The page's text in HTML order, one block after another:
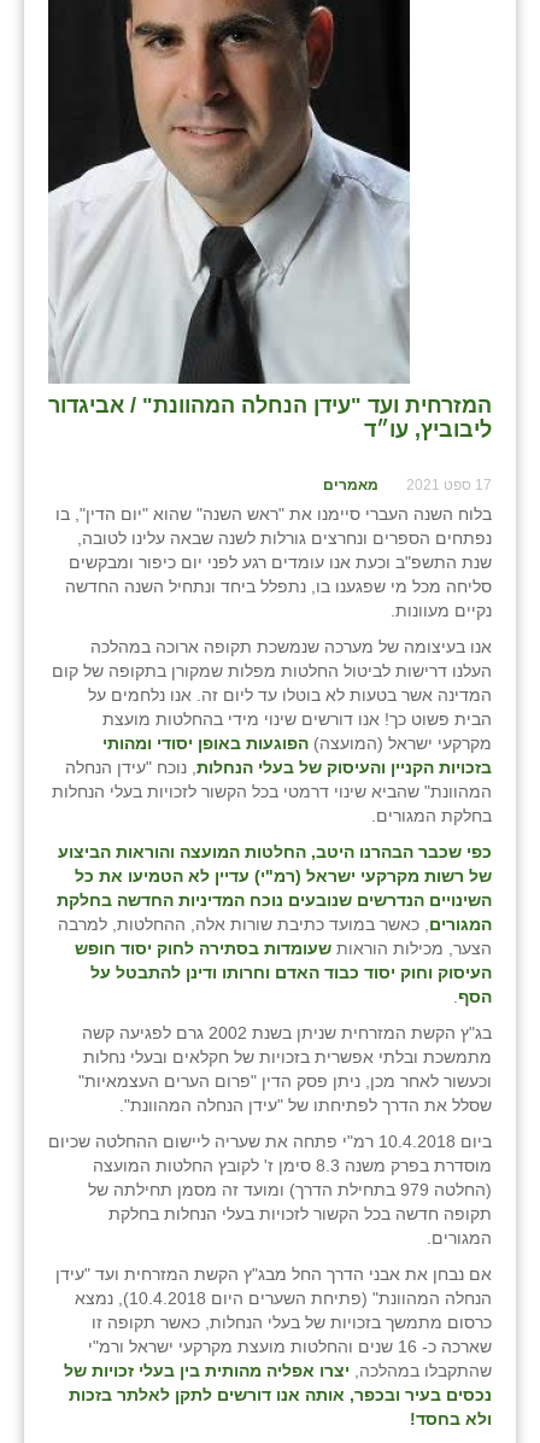
המזרחית ועד "עידן הנחלה המהוונת" / אביגדור
ליבוביץ, עו״ד
17 ספט 2021 מאמרים
בלוח השנה העברי סיימנו את "ראש השנה" שהוא "יום הדין", בו
נפתחים הספרים ונחרצים גורלות לשנה שבאה עלינו לטובה,
שנת התשפ"ב וכעת אנו עומדים רגע לפני יום כיפור ומבקשים
סליחה מכל מי שפגענו בו, נתפלל ביחד ונתחיל השנה החדשה
נקיים מעוונות.
אנו בעיצומה של מערכה שנמשכת תקופה ארוכה במהלכה
העלנו דרישות לביטול החלטות מפלות שמקורן בתקופה של קום
המדינה אשר בטעות לא בוטלו עד ליום זה. אנו נלחמים על
הבית פשוט כך! אנו דורשים שינוי מידי בהחלטות מועצת
מקרקעי ישראל (המועצה) הפוגעות באופן יסודי ומהותי
בזכויות הקניין והעיסוק של בעלי הנחלות , נוכח "עידן הנחלה
המהוונת" שהביא שינוי דרמטי בכל הקשור לזכויות בעלי הנחלות
בחלקת המגורים.
כפי שכבר הבהרנו היטב, החלטות המועצה והוראות הביצוע
של רשות מקרקעי ישראל (רמ"י) עדיין לא הטמיעו את כל
השינויים הנדרשים שנובעים נוכח המדיניות החדשה בחלקת
המגורים , כאשר במועד כתיבת שורות אלה, ההחלטות, למרבה
הצער, מכילות הוראות שעומדות בסתירה לחוק יסוד חופש
העיסוק וחוק יסוד כבוד האדם וחרותו ודינן להתבטל על
הסף
בג"ץ הקשת המזרחית שניתן בשנת 2002 גרם לפגיעה קשה
מתמשכת ובלתי אפשרית בזכויות של חקלאים ובעלי נחלות
וכעשור לאחר מכן, ניתן פסק הדין "פרום הערים העצמאיות"
שסלל את הדרך לפתיחתו של "עידן הנחלה המהוונת".
ביום 10.4.2018 רמ"י פתחה את שעריה ליישום ההחלטה שכיום
מוסדרת בפרק משנה 8.3 סימן ז' לקובץ החלטות המועצה
(החלטה 979 בתחילת הדרך) ומועד זה מסמן תחילתה של
תקופה חדשה בכל הקשור לזכויות בעלי הנחלות בחלקת
המגורים.
אם נבחן את אבני הדרך החל מבג"ץ הקשת המזרחית ועד "עידן
הנחלה המהוונת" (פתיחת השערים היום 10.4.2018), נמצא
כרסום מתמשך בזכויות של בעלי הנחלות, כאשר תקופה זו
שארכה כ- 16 שנים והחלטות מועצת מקרקעי ישראל ורמ"י
שהתקבלו במהלכה, יצרו אפליה מהותית בין בעלי זכויות של
נכסים בעיר ובכפר, אותה אנו דורשים לתקן לאלתר בזכות
ולא בחסד!
גנות
דקל
זוהר
הדר עם
חבצלת השרון
חמרה
חרב לאת
יבול (מורג)
יקנעם
כליל
יד השמונה
כפר אביב
כפר ביאליק
כפר הרי״ף
כפר מישר
כפר מע״ש
כפר מרדכי
כפר סבא (אגרא)
כפר שמריהו
מגשימים
מישר